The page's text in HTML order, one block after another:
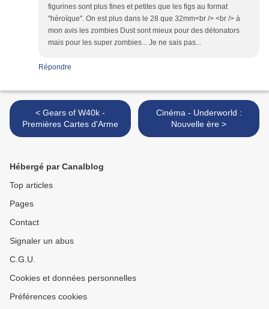
figurines sont plus fines et petites que les figs au format
"héroïque". On est plus dans le 28 que 32mm<br /> <br /> à
mon avis les zombies Dust sont mieux pour des détonators
mais pour les super zombies... Je ne sais pas...
Répondre
< Gears of W40k -
Premières Cartes d'Arme
Cinéma - Underworld :
Nouvelle ère >
Hébergé par Canalblog
Top articles
Pages
Contact
Signaler un abus
C.G.U.
Cookies et données personnelles
Préférences cookies